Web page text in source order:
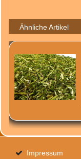
Ähnliche Artikel
Impressum